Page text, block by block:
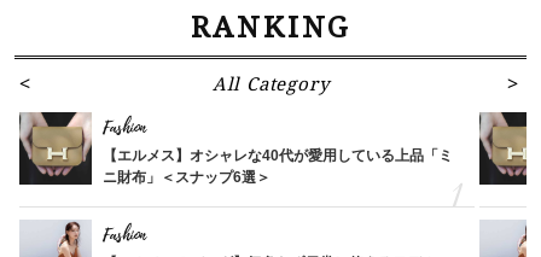
RANKING
All Category
Fashion
【エルメス】オシャレな40代が愛用している上品「ミ
ニ財布」＜スナップ6選＞
Fashion